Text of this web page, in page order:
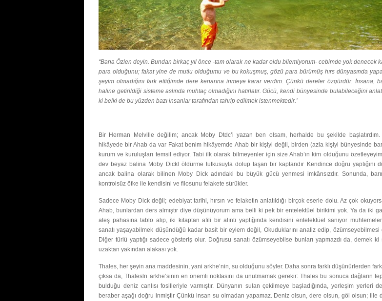
“Bana Özlen deyin. Bundan birkaç yıl önce -tam olarak ne kadar oldu bilemiyorum- cebimde yok denecek
para olduğunu; fakat yine de mutlu olduğumu ve bu kokuşmuş, gözü para bürümüş hırs dünyasında
şeyim olmadığını fark ettiğimde dere kenarına inmeye karar verdim. Çünkü dereler özgürdür. İnsana,
haline getirildiği sisteme aslında muhtaç olmadığını hatırlatır. Gücü, kendi bünyesinde bulabileceğini
ki belki de bu yüzden bazı insanlar tarafından tahrip edilmek istenmektedir.’
Bir Herman Melville değilim; ancak Moby Dtdc’i yazan ben olsam, herhalde bu şekilde başlatırdım.
hikâyede bir Ahab da var Fakat benim hikâyemde Ahab bir kişiyi değil, birden (azla kişiyi bünyesinde
kurum ve kuruluşları temsil ediyor. Tabi ilk olarak bilmeyenler için size Ahab’ın kim olduğunu
dev beyaz bali­na Moby Dickl öldürme tutkusuyla dolup taşan bir kaptandır Kendince doğru yaptığını
ancak balina olarak bilinen Moby Dick adındaki bu büyük gücü yenmesi imkânsızdır. Sonunda,
kontrolsüz öfke ile kendisini ve filosunu felakete sürükler.
Sadece Moby Dick değil; edebiyat tarihi, hırsın ve felaketin anlatıldığı birçok eserle dolu. Az çok
Ahab, bunlardan ders almıştır diye düşünüyorum ama belli ki pek bir entelektüel birikimi yok. Ya da iki
ateş pahasına tablo alıp, iki kitaptan afili bir alıntı yaptığında kendisini entelektüel sanıyor
sanatı yaşayabilmek düşündüğü kadar basit bir eylem değil, Okuduklarını analiz edip, özümseyebilmesi
Diğer türlü yaptığı sadece gösteriş olur. Doğrusu sanatı özümseyebilse bunları yapmazdı da, demek ki
uzaktan yakından alakası yok.
Thales, her şeyin ana maddesinin, yani arkhe’nin, su olduğunu söyler. Daha sonra farklı düşünürlerden
çıksa da, Thalesln arkhe’sinin en önemli noktasını da unutmamak gerekir: Thales bu sonuca dağların
bulduğu deniz canlısı fosilleriyle varmıştır. Dünyanın sulan çekilmeye başladığında, yerleşim yerleri
beraber aşağı doğru inmiştir Çünkü insan su olmadan yapamaz. Deniz olsun, dere olsun, göl olsun; ille